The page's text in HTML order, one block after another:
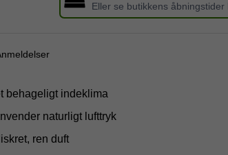
Eller se butikkens åbningstider
behageligt indeklima
naturligt lufttryk
ren duft